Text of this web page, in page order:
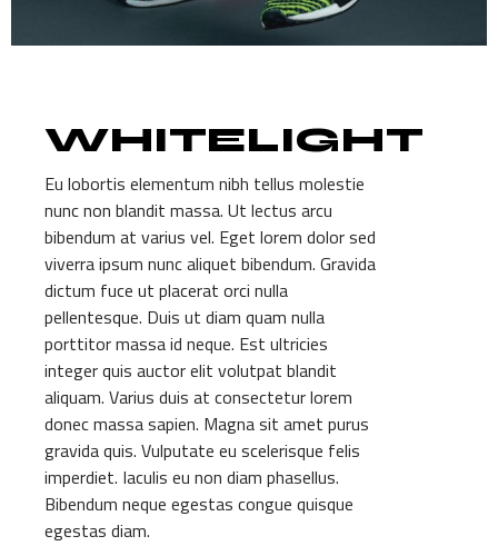
WHITELIGHT
Eu lobortis elementum nibh tellus molestie
nunc non blandit massa. Ut lectus arcu
bibendum at varius vel. Eget lorem dolor sed
viverra ipsum nunc aliquet bibendum. Gravida
dictum fuce ut placerat orci nulla
pellentesque. Duis ut diam quam nulla
porttitor massa id neque. Est ultricies
integer quis auctor elit volutpat blandit
aliquam. Varius duis at consectetur lorem
donec massa sapien. Magna sit amet purus
gravida quis. Vulputate eu scelerisque felis
imperdiet. Iaculis eu non diam phasellus.
Bibendum neque egestas congue quisque
egestas diam.